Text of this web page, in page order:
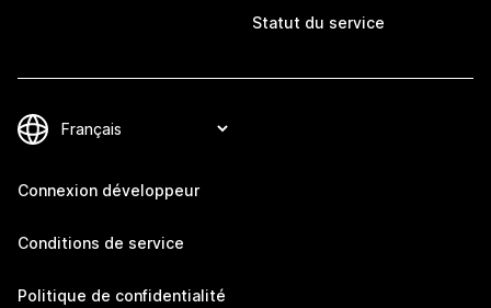
Statut du service
Connexion développeur
Conditions de service
Politique de confidentialité